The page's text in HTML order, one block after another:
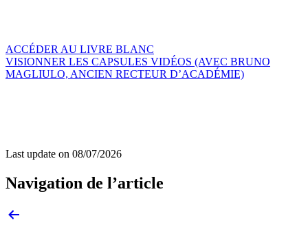
ACCÉDER AU LIVRE BLANC
VISIONNER LES CAPSULES VIDÉOS (AVEC BRUNO
MAGLIULO, ANCIEN RECTEUR D’ACADÉMIE)
Last update on 08/07/2026
Navigation de l’article